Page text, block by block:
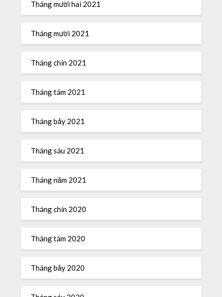
Tháng mười hai 2021
Tháng mười 2021
Tháng chín 2021
Tháng tám 2021
Tháng bảy 2021
Tháng sáu 2021
Tháng năm 2021
Tháng chín 2020
Tháng tám 2020
Tháng bảy 2020